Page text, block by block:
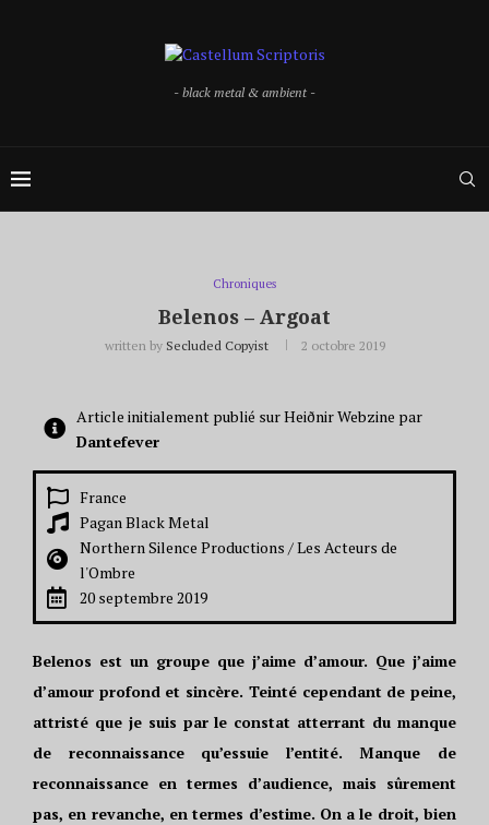
- black metal & ambient -
Chroniques
Belenos – Argoat
written by Secluded Copyist 2 octobre 2019
Article initialement publié sur Heiðnir Webzine par
Dantefever
France
Pagan Black Metal
Northern Silence Productions / Les Acteurs de
l'Ombre
20 septembre 2019
Belenos est un groupe que j’aime d’amour. Que j’aime
d’amour profond et sincère. Teinté cependant de peine,
attristé que je suis par le constat atterrant du manque
de reconnaissance qu’essuie l’entité. Manque de
reconnaissance en termes d’audience, mais sûrement
pas, en revanche, en termes d’estime. On a le droit, bien